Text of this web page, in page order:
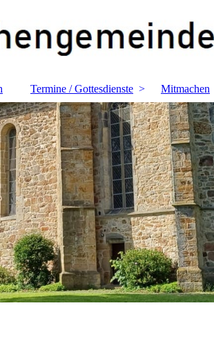
Termine / Gottesdienste Mitmachen